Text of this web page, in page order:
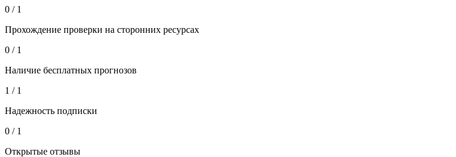
0 / 1
Прохождение проверки на сторонних ресурсах
0 / 1
Наличие бесплатных прогнозов
1 / 1
Надежность подписки
0 / 1
Открытые отзывы